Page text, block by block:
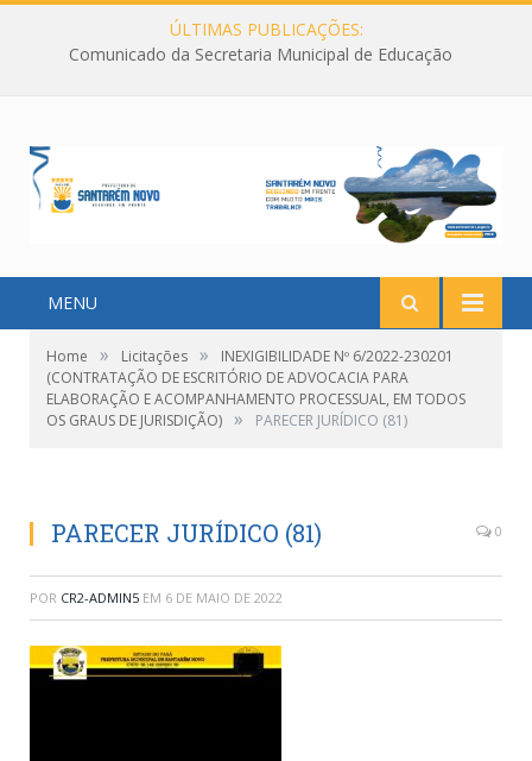
ÚLTIMAS PUBLICAÇÕES:
Comunicado da Secretaria Municipal de Educação
MENU
Home » Licitações »
INEXIGIBILIDADE Nº 6/2022-230201
(CONTRATAÇÃO DE ESCRITÓRIO DE ADVOCACIA PARA
ELABORAÇÃO E ACOMPANHAMENTO PROCESSUAL, EM TODOS
OS GRAUS DE JURISDIÇÃO) » PARECER JURÍDICO (81)
PARECER JURÍDICO (81) 0
POR CR2-ADMIN5 EM 6 DE MAIO DE 2022